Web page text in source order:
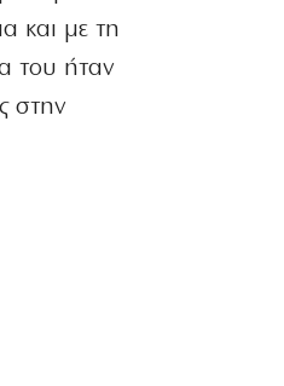
και με τη
του ήταν
στην